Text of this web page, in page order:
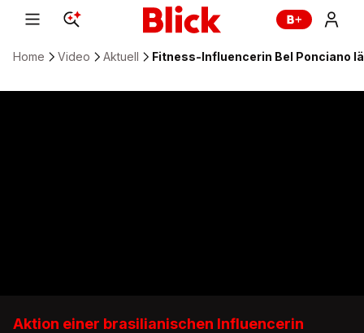
Home Video Aktuell Fitness-Influencerin Bel Ponciano
Aktion einer brasilianischen Influencerin